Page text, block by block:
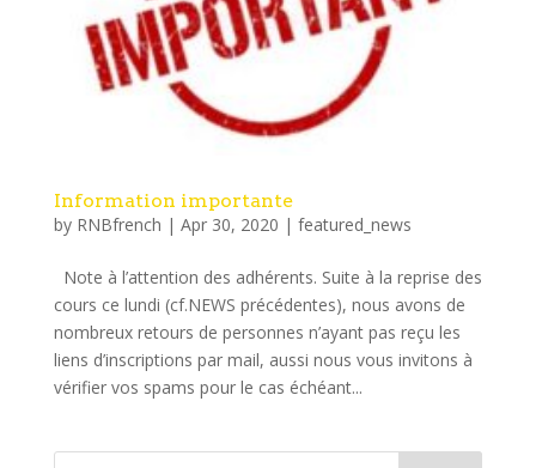
Information importante
by RNBfrench | Apr 30, 2020 | featured_news
Note à l’attention des adhérents. Suite à la reprise des
cours ce lundi (cf.NEWS précédentes), nous avons de
nombreux retours de personnes n’ayant pas reçu les
liens d’inscriptions par mail, aussi nous vous invitons à
vérifier vos spams pour le cas échéant...